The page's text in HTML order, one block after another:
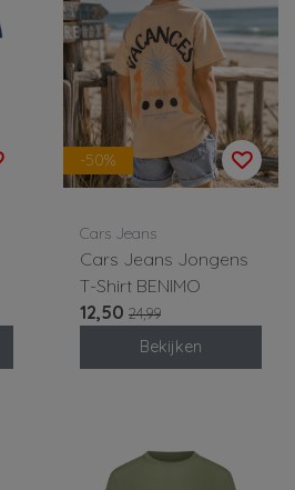
-50%
Cars Jeans
Cars Jeans Jongens
T-Shirt BENIMO
12,50 24,99
Bekijken